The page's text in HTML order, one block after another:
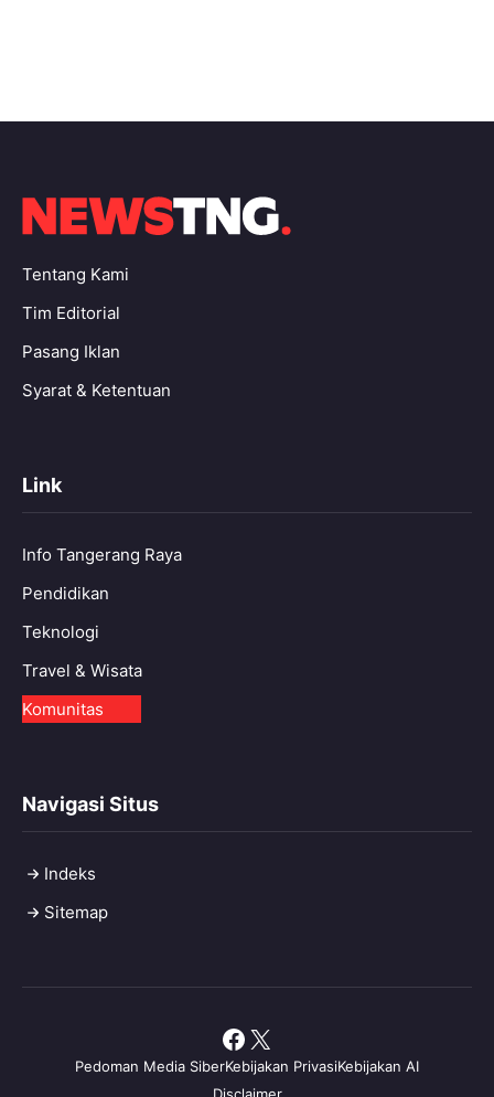
Tentang Kami
Tim Editorial
Pasang Iklan
Syarat & Ketentuan
Link
Info Tangerang Raya
Pendidikan
Teknologi
Travel & Wisata
Komunitas
Navigasi Situs
Indeks
Sitemap
Pedoman Media SiberKebijakan PrivasiKebijakan AI
Facebook
X